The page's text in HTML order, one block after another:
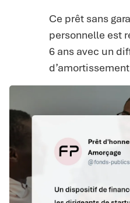
Ce prêt sans
personnelle est
6 ans avec un